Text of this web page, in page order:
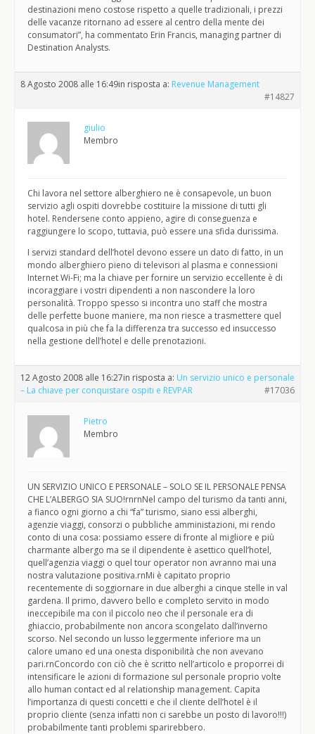
destinazioni meno costose rispetto a quelle tradizionali, i prezzi
delle vacanze ritornano ad essere al centro della mente dei
consumatori”, ha commentato Erin Francis, managing partner di
Destination Analysts.
8 Agosto 2008 alle 16:49in risposta a: Revenue Management
#14827
giulio
Membro
Chi lavora nel settore alberghiero ne è consapevole, un buon
servizio agli ospiti dovrebbe costituire la missione di tutti gli
hotel. Rendersene conto appieno, agire di conseguenza e
raggiungere lo scopo, tuttavia, può essere una sfida durissima.
I servizi standard dell’hotel devono essere un dato di fatto, in un
mondo alberghiero pieno di televisori al plasma e connessioni
Internet Wi-Fi; ma la chiave per fornire un servizio eccellente è di
incoraggiare i vostri dipendenti a non nascondere la loro
personalità. Troppo spesso si incontra uno staff che mostra
delle perfette buone maniere, ma non riesce a trasmettere quel
qualcosa in più che fa la differenza tra successo ed insuccesso
nella gestione dell’hotel e delle prenotazioni.
12 Agosto 2008 alle 16:27in risposta a: Un servizio unico e personale
– La chiave per conquistare ospiti e REVPAR
#17036
Pietro
Membro
UN SERVIZIO UNICO E PERSONALE – SOLO SE IL PERSONALE PENSA
CHE L’ALBERGO SIA SUO!rnrnNel campo del turismo da tanti anni,
a fianco ogni giorno a chi “fa” turismo, siano essi alberghi,
agenzie viaggi, consorzi o pubbliche amministazioni, mi rendo
conto di una cosa: possiamo essere di fronte al migliore e più
charmante albergo ma se il dipendente è asettico quell’hotel,
quell’agenzia viaggi o quel tour operator non avranno mai una
nostra valutazione positiva.rnMi è capitato proprio
recentemente di soggiornare in due alberghi a cinque stelle in val
gardena. Il primo, davvero bello e completo servito in modo
ineccepibile ma con il piccolo neo che il personale era di
ghiaccio, probabilmente non ancora scongelato dall’inverno
scorso. Nel secondo un lusso leggermente inferiore ma un
calore umano ed una onesta disponibilità che non avevano
pari.rnConcordo con ciò che è scritto nell’articolo e proporrei di
intensificare le azioni di formazione sul personale proprio volte
allo human contact ed al relationship management. Capita
l’importanza di questi concetti e che il cliente dell’hotel è il
proprio cliente (senza infatti non ci sarebbe un posto di lavoro!!!)
probabilmente tanti problemi sparirebbero.